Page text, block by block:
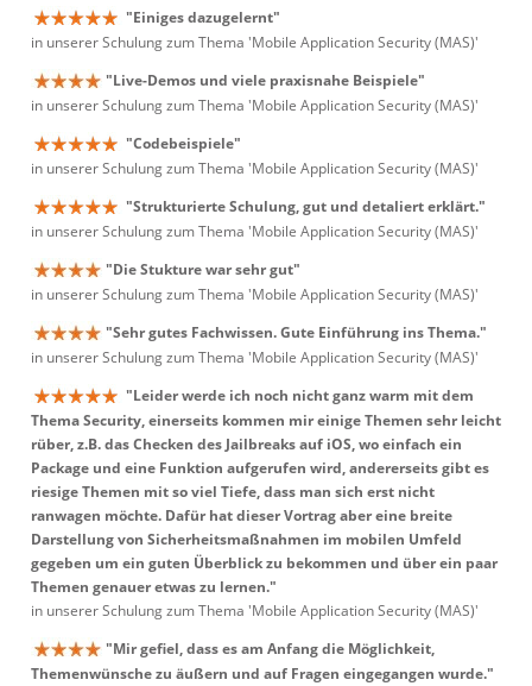
"Einiges dazugelernt"
in unserer Schulung zum Thema 'Mobile Application Security (MAS)'
"Live-Demos und viele praxisnahe Beispiele"
in unserer Schulung zum Thema 'Mobile Application Security (MAS)'
"Codebeispiele"
in unserer Schulung zum Thema 'Mobile Application Security (MAS)'
"Strukturierte Schulung, gut und detaliert erklärt."
in unserer Schulung zum Thema 'Mobile Application Security (MAS)'
"Die Stukture war sehr gut"
in unserer Schulung zum Thema 'Mobile Application Security (MAS)'
"Sehr gutes Fachwissen. Gute Einführung ins Thema."
in unserer Schulung zum Thema 'Mobile Application Security (MAS)'
"Leider werde ich noch nicht ganz warm mit dem
Thema Security, einerseits kommen mir einige Themen sehr leicht
rüber, z.B. das Checken des Jailbreaks auf iOS, wo einfach ein
Package und eine Funktion aufgerufen wird, andererseits gibt es
riesige Themen mit so viel Tiefe, dass man sich erst nicht
ranwagen möchte. Dafür hat dieser Vortrag aber eine breite
Darstellung von Sicherheitsmaßnahmen im mobilen Umfeld
gegeben um ein guten Überblick zu bekommen und über ein paar
Themen genauer etwas zu lernen."
in unserer Schulung zum Thema 'Mobile Application Security (MAS)'
"Mir gefiel, dass es am Anfang die Möglichkeit,
Themenwünsche zu äußern und auf Fragen eingegangen wurde."